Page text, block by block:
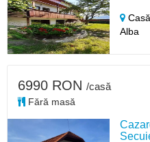
Alba
6990 RON /casă
Fără masă